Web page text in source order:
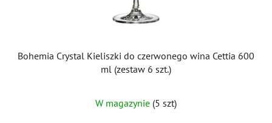
Bohemia Crystal Kieliszki do czerwonego wina Cettia 600
ml (zestaw 6 szt.)
W magazynie (5 szt)